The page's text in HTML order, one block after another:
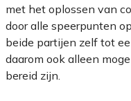
met het oplossen van
door alle speerpunten
beide partijen zelf tot
daarom ook alleen
bereid zijn.